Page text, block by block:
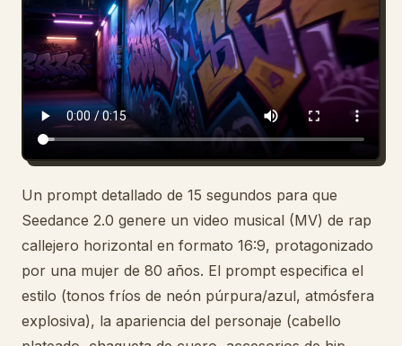
Prompts
Precios
Descargar
Blog
Actualizaciones
Un prompt detallado de 15 segundos para que
Seedance 2.0 genere un video musical (MV) de rap
callejero horizontal en formato 16:9, protagonizado
por una mujer de 80 años. El prompt especifica el
estilo (tonos fríos de neón púrpura/azul, atmósfera
explosiva), la apariencia del personaje (cabello